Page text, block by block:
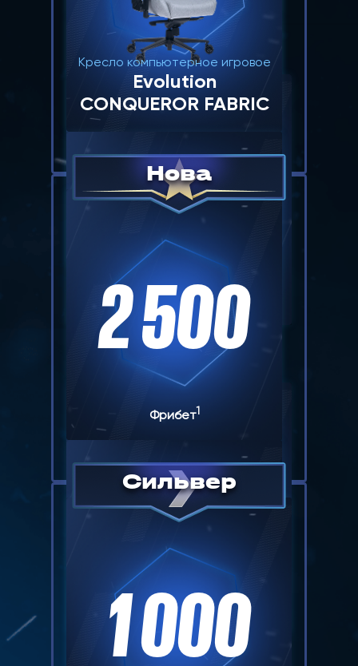
3000
Фрибет
Фрибет1
5000
Фрибет
Кресло компьютерное игровое
Evolution
CONQUEROR FABRIC
5 000
2 500
Фрибет1
Нова
2 500
Фрибет1
1 000
Сильвер
1 000